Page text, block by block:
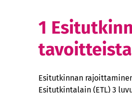
3.2
Yleistä
Selvä
4 Esitutkinnan
1
tavoitteista
Esitutkinnan
Esitutkintalain (ETL) 3